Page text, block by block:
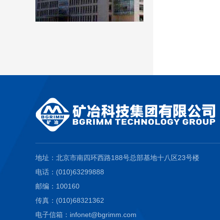
地址：北京市南四环西路188号总部基地十八区23号楼
电话：(010)63299888
邮编：100160
传真：(010)68321362
电子信箱：infonet@bgrimm.com